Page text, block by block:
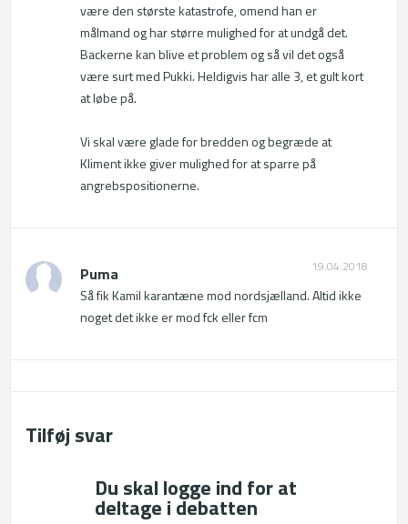
være den største katastrofe, omend han er
målmand og har større mulighed for at undgå det.
Backerne kan blive et problem og så vil det også
være surt med Pukki. Heldigvis har alle 3, et gult kort
at løbe på.
Vi skal være glade for bredden og begræde at
Kliment ikke giver mulighed for at sparre på
angrebspositionerne.
Puma 19.04.2018
Så fik Kamil karantæne mod nordsjælland. Altid ikke
noget det ikke er mod fck eller fcm
Tilføj svar
Du skal logge ind for at
deltage i debatten